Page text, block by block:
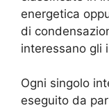
energetica
di
interessano gli
Ogni singolo
eseguito da